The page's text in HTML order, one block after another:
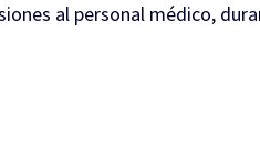
al personal médico,